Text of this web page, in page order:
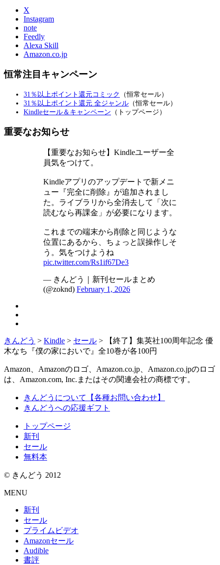
X
Instagram
note
Feedly
Alexa Skill
Amazon.co.jp
恒常注目キャンペーン
31％以上ポイント還元コミック
（恒常セール）
31％以上ポイント還元 全ジャンル （恒常セール）
Kindleセール＆キャンペーン （トップページ）
重要なお知らせ
【重要なお知らせ】Kindleユーザー全
員気をつけて。
Kindleアプリのアップデートで新メニ
ュー『完全に削除』が追加されまし
た。ライブラリから全消去して「次に
読むなら再課金」が必要になります。
これまでの端末から削除と同じような
位置にあるから、ちょっと誤操作しそ
う。気をつけようね
pic.twitter.com/Rs1if67De3
— きんどう｜新刊セールまとめ
(@zoknd) February 1, 2026
きんどう > Kindle > セール >
【終了】集英社100周年記念 優
木なち『僕の家においで』全10巻が各100円
Amazon、Amazonのロゴ、Amazon.co.jp、Amazon.co.jpのロゴ
は、Amazon.com, Inc.またはその関連会社の商標です。
きんどうについて【各種お問い合わせ】
きんどうへの応援ギフト
トップページ
新刊
セール
無料本
© きんどう 2012
MENU
新刊
セール
プライムビデオ
Amazonセール
Audible
書評